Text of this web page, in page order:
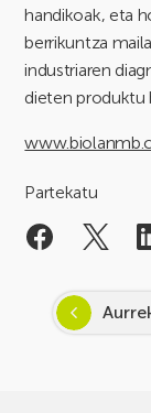
handikoak, eta
berrikuntza
industriaren
dieten produktu
Partekatu